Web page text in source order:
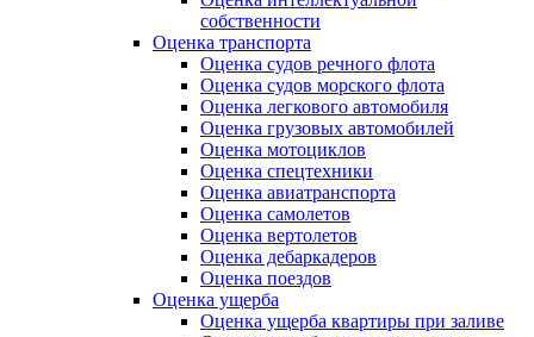
собственности
Оценка транспорта
Оценка судов речного флота
Оценка судов морского флота
Оценка легкового автомобиля
Оценка грузовых автомобилей
Оценка мотоциклов
Оценка спецтехники
Оценка авиатранспорта
Оценка самолетов
Оценка вертолетов
Оценка дебаркадеров
Оценка поездов
Оценка ущерба
Оценка ущерба квартиры при заливе